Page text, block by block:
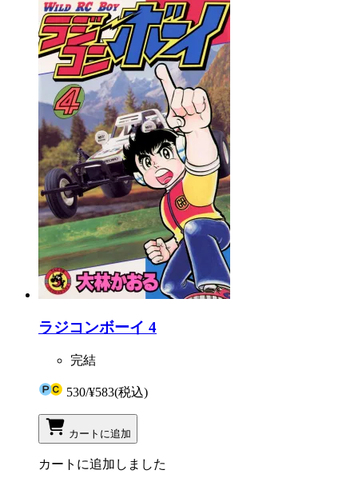
ラジコンボーイ 4
完結
530/¥583(税込)
カートに追加
カートに追加しました